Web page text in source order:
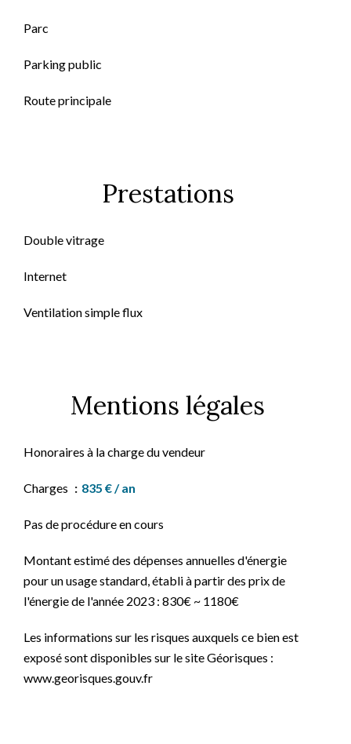
Parc
Parking public
Route principale
Prestations
Double vitrage
Internet
Ventilation simple flux
Mentions légales
Honoraires à la charge du vendeur
Charges 835 € / an
Pas de procédure en cours
Montant estimé des dépenses annuelles d'énergie
pour un usage standard, établi à partir des prix de
l'énergie de l'année 2023 : 830€ ~ 1180€
Les informations sur les risques auxquels ce bien est
exposé sont disponibles sur le site Géorisques :
www.georisques.gouv.fr